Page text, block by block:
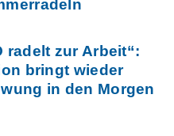
radelt zur Arbeit“:
bringt wieder
in den Morgen